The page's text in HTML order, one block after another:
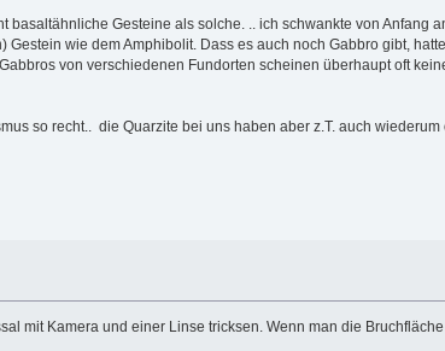
basaltähnliche Gesteine als solche. .. ich schwankte von Anfang
wie dem Amphibolit. Dass es auch noch Gabbro gibt,
von verschiedenen Fundorten scheinen überhaupt oft
so recht.. die Quarzite bei uns haben aber z.T. auch
mit Kamera und einer Linse tricksen. Wenn man die